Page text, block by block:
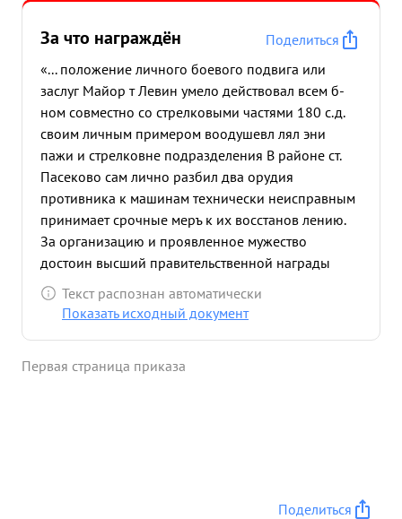
За что награждён
Поделиться
«... положение личного боевого подвига или
заслуг Майор т Левин умело действовал всем б-
ном совместно со стрелковыми частями 180 с.д.
своим личным примером воодушевл лял эни
пажи и стрелковне подразделения В районе ст.
Пасеково сам лично разбил два орудия
противника к машинам технически неисправным
принимает срочные меръ к их восстанов лению.
За организацию и проявленное мужество
достоин высший правительственной награды
орден Ленина ...»
Текст распознан автоматически
Показать исходный документ
Первая страница приказа
Поделиться